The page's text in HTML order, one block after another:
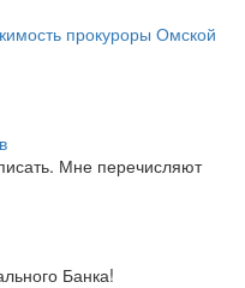
прокуроры Омской
Мне перечисляют
Банка!